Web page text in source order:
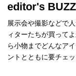
editor's
展示会や撮影などで
ィターたちが買って
ら小物までどんなア
ントとともに要チェッ